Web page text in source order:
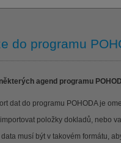
do programu
agend programu
dat do programu POHODA je
položky dokladů, nebo
data musí být v takovém formátu,